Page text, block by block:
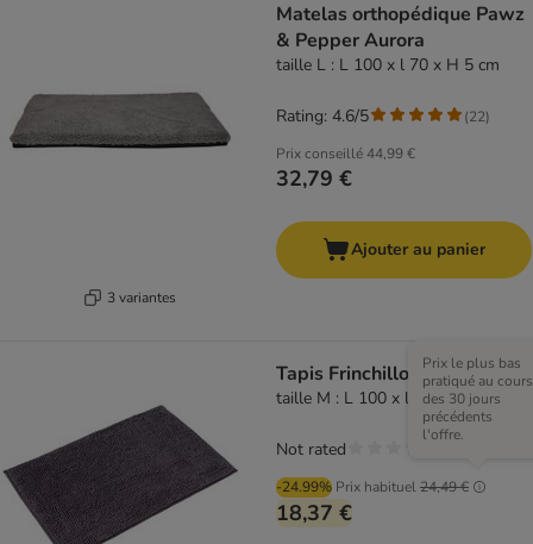
3 variantes
Matelas orthopédique Pawz
& Pepper Aurora
taille L : L 100 x l 70 x H 5 cm
Prix conseillé44,99 €
32,79 €
Rating: 4.6/5 (22)
Ajouter au panier
Tapis Frinchillo
taille M : L 100 x l 80 cm
-24.99% Prix habituel24,49 €
Prix le plus bas
pratiqué au cours
des 30 jours
précédents
l'offre.
18,37 €
Not rated